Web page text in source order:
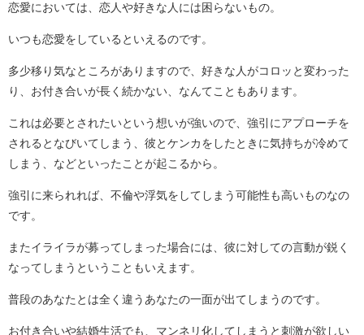
恋愛においては、恋人や好きな人には困らないもの。
いつも恋愛をしているといえるのです。
多少移り気なところがありますので、好きな人がコロッと変わった
り、お付き合いが長く続かない、なんてこともあります。
これは必要とされたいという想いが強いので、強引にアプローチを
されるとなびいてしまう、彼とケンカをしたときに気持ちが冷めて
しまう、などといったことが起こるから。
強引に来られれば、不倫や浮気をしてしまう可能性も高いものなの
です。
またイライラが募ってしまった場合には、彼に対しての言動が鋭く
なってしまうということもいえます。
普段のあなたとは全く違うあなたの一面が出てしまうのです。
お付き合いや結婚生活でも、マンネリ化してしまうと刺激が欲しい